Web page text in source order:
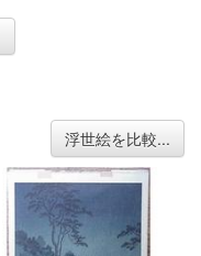
浮世絵を比較...